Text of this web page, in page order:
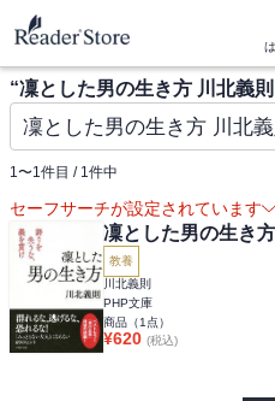
“凜とした男の生き方 川北義則
1〜1件目 / 1件中
セーフサーチが設定されています
凜とした男の生き方
教養
川北義則
PHP文庫
商品（1 点）
¥620 (税込)